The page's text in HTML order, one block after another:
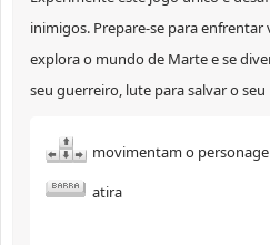
inimigos. Prepare-se para
explora o mundo de Marte e se
seu guerreiro, lute para salvar o
movimentam o
atira